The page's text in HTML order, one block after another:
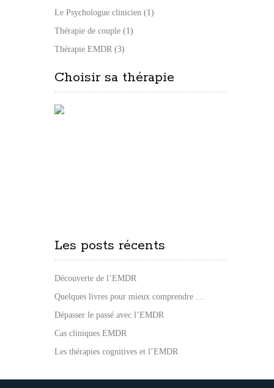
Le Psychologue clinicien (1)
Thérapie de couple (1)
Thérapie EMDR (3)
Choisir sa thérapie
Les posts récents
Découverte de l’EMDR
Quelques livres pour mieux comprendre …
Dépasser le passé avec l’EMDR
Cas cliniques EMDR
Les thérapies cognitives et l’EMDR